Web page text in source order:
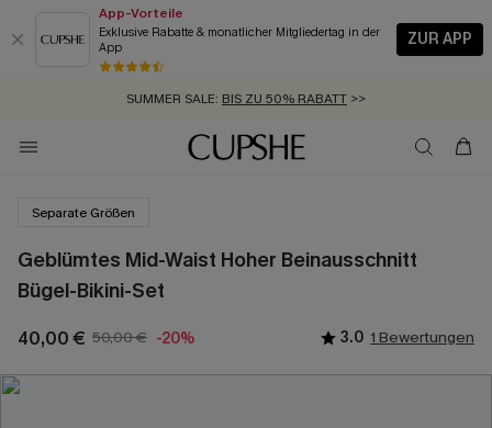
App-Vorteile
Exklusive Rabatte & monatlicher Mitgliedertag in der
App
ZUR APP
GRATIS MASSBAND MIT JEDEM SCHNELLVERSAND-ARTIKEL >>
SUMMER SALE: BIS ZU 50% RABATT >>
ZUM NEWSLETTER:BIS ZU -20% EXTRA ERHALTEN
KOSTENLOSER VERSAND AB 89 €
Separate Größen
Geblümtes Mid-Waist Hoher Beinausschnitt
Bügel-Bikini-Set
40,00 € 50,00 € -20% 3.0 1 Bewertungen